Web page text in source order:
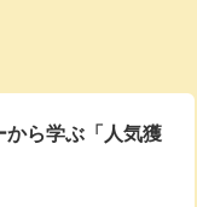
から学ぶ「人気獲